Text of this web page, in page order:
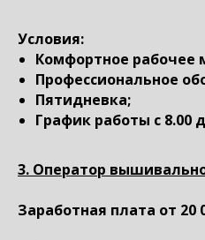
Условия:
Комфортное рабочее
Профессиональное
Пятидневка;
График работы с 8.00
3. Оператор
Заработная плата от 20